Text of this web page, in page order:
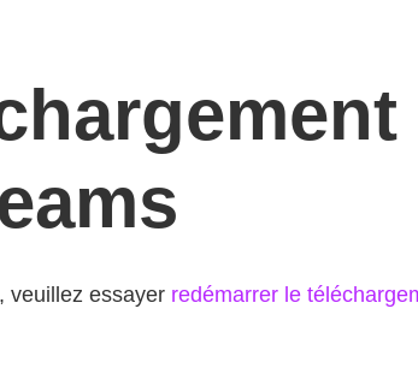
veuillez essayer redémarrer le